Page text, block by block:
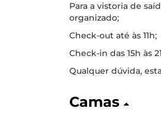
Para a vistoria de
organizado;
Check-out até às 11h;
Check-in das 15h às
Qualquer dúvida,
Camas